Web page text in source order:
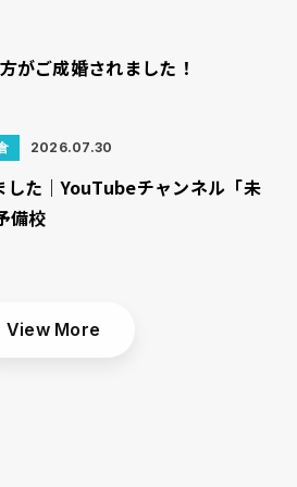
がご成婚されました！
2026.07.30
した｜YouTubeチャンネル「未
備校
View More